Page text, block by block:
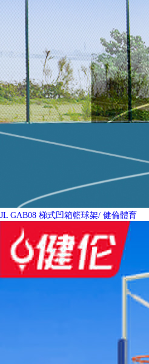
JL GAB08 梯式凹箱籃球架/ 健倫體育